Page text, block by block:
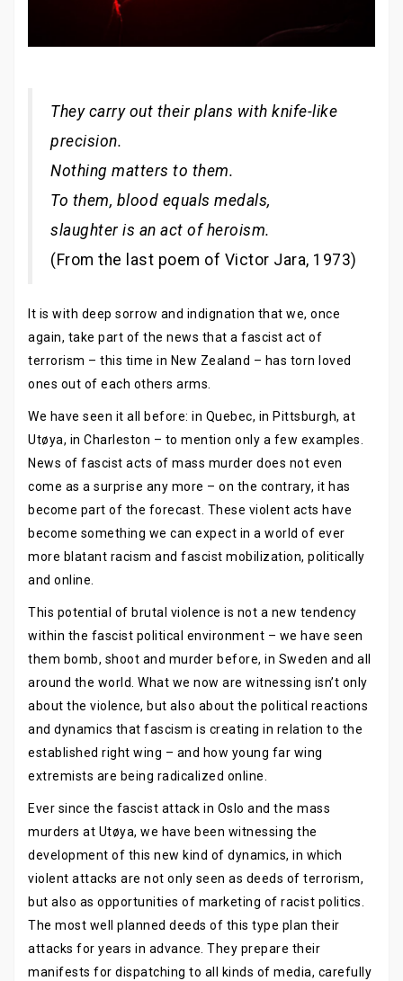
They carry out their plans with knife-like
precision.
Nothing matters to them.
To them, blood equals medals,
slaughter is an act of heroism.
(From the last poem of Victor Jara, 1973)
It is with deep sorrow and indignation that we, once
again, take part of the news that a fascist act of
terrorism – this time in New Zealand – has torn loved
ones out of each others arms.
We have seen it all before: in Quebec, in Pittsburgh, at
Utøya, in Charleston – to mention only a few examples.
News of fascist acts of mass murder does not even
come as a surprise any more – on the contrary, it has
become part of the forecast. These violent acts have
become something we can expect in a world of ever
more blatant racism and fascist mobilization, politically
and online.
This potential of brutal violence is not a new tendency
within the fascist political environment – we have seen
them bomb, shoot and murder before, in Sweden and all
around the world. What we now are witnessing isn’t only
about the violence, but also about the political reactions
and dynamics that fascism is creating in relation to the
established right wing – and how young far wing
extremists are being radicalized online.
Ever since the fascist attack in Oslo and the mass
murders at Utøya, we have been witnessing the
development of this new kind of dynamics, in which
violent attacks are not only seen as deeds of terrorism,
but also as opportunities of marketing of racist politics.
The most well planned deeds of this type plan their
attacks for years in advance. They prepare their
manifests for dispatching to all kinds of media, carefully